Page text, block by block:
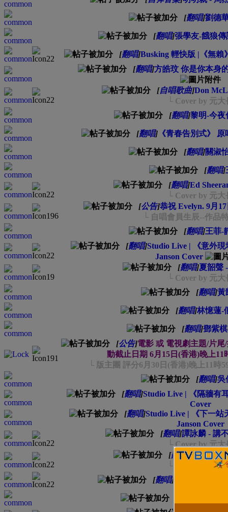
[翻唱]劉德
[翻唱]張學友-餓狼
[翻唱]Busking 輕快版 |《無賴
[翻唱]方皓玟 你是你本身
[自唱歌曲]Don
└ Cover by 元大
[翻唱]黎明-今夜
[翻唱] 《青春告別式》
[翻唱]關淑
[翻唱]
[翻唱]Ed
└ Cover by 元大
[公告]恭祝 Evelyn. 9月
└ 自唱會員生辰--作品
[翻唱]王菲-
[翻唱]Studio Live | 《意外
Janson Cover
[翻唱]夏韶聲
└ Cover by 元大
[翻唱]黃
[翻唱]林憶蓮-
[翻唱]鄧紫
[公告]電影 或 電視劇主題/片
動截止日期 6月15日(香港)晚上11
└ 版主團 評分6月30日(香港)晚上11時
[翻唱]吳
[翻唱]Studio Live | 《隔牆有
Cover
[翻唱]Studio Live | 《下一站
Janson Cover
[翻唱]譚詠麟 - 講
└ Cover by 元大
[翻唱]夏韶聲 -
└ Cover by 元大
[翻唱]